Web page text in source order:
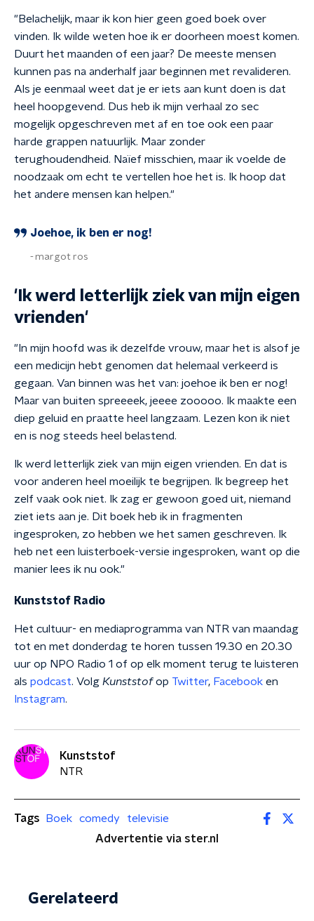
"Belachelijk, maar ik kon hier geen goed boek over
vinden. Ik wilde weten hoe ik er doorheen moest komen.
Duurt het maanden of een jaar? De meeste mensen
kunnen pas na anderhalf jaar beginnen met revalideren.
Als je eenmaal weet dat je er iets aan kunt doen is dat
heel hoopgevend. Dus heb ik mijn verhaal zo sec
mogelijk opgeschreven met af en toe ook een paar
harde grappen natuurlijk. Maar zonder
terughoudendheid. Naïef misschien, maar ik voelde de
noodzaak om echt te vertellen hoe het is. Ik hoop dat
het andere mensen kan helpen."
Joehoe, ik ben er nog!
margot ros
'Ik werd letterlijk ziek van mijn eigen
vrienden'
"In mijn hoofd was ik dezelfde vrouw, maar het is alsof je
een medicijn hebt genomen dat helemaal verkeerd is
gegaan. Van binnen was het van: joehoe ik ben er nog!
Maar van buiten spreeeek, jeeee zooooo. Ik maakte een
diep geluid en praatte heel langzaam. Lezen kon ik niet
en is nog steeds heel belastend.
Ik werd letterlijk ziek van mijn eigen vrienden. En dat is
voor anderen heel moeilijk te begrijpen. Ik begreep het
zelf vaak ook niet. Ik zag er gewoon goed uit, niemand
ziet iets aan je. Dit boek heb ik in fragmenten
ingesproken, zo hebben we het samen geschreven. Ik
heb net een luisterboek-versie ingesproken, want op die
manier lees ik nu ook."
Kunststof Radio
Het cultuur- en mediaprogramma van NTR van maandag
tot en met donderdag te horen tussen 19.30 en 20.30
uur op NPO Radio 1 of op elk moment terug te luisteren
als podcast. Volg Kunststofop Twitter, Facebook en
Instagram.
Kunststof
NTR
Tags Boek comedy
televisie
Advertentie via ster.nl
Gerelateerd